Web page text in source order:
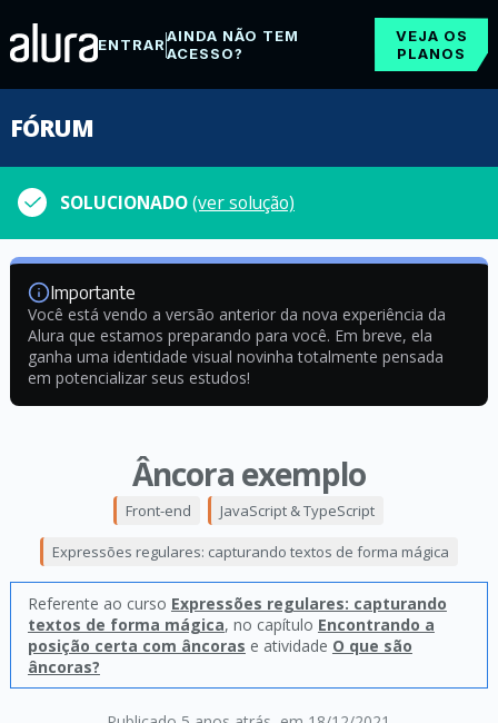
ENTRARAINDA NÃO TEM
ACESSO?
VEJA OS
PLANOS
FÓRUM
SOLUCIONADO(ver solução)
Importante
Você está vendo a versão anterior da nova experiência da
Alura que estamos preparando para você. Em breve, ela
ganha uma identidade visual novinha totalmente pensada
em potencializar seus estudos!
Âncora exemplo
Front-end JavaScript & TypeScript
Expressões regulares: capturando textos de forma mágica
Referente ao curso Expressões regulares: capturando
textos de forma mágica, no capítulo Encontrando a
posição certa com âncoras e atividade O que são
âncoras?